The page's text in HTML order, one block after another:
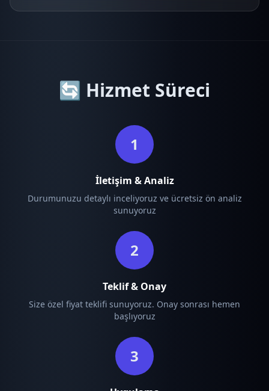
🔄 Hizmet Süreci
1
İletişim & Analiz
Durumunuzu detaylı inceliyoruz ve ücretsiz ön analiz
sunuyoruz
2
Teklif & Onay
Size özel fiyat teklifi sunuyoruz. Onay sonrası hemen
başlıyoruz
3